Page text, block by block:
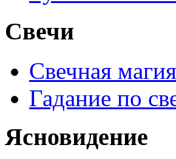
Свечи
Свечная магия
Гадание по
Ясновидение